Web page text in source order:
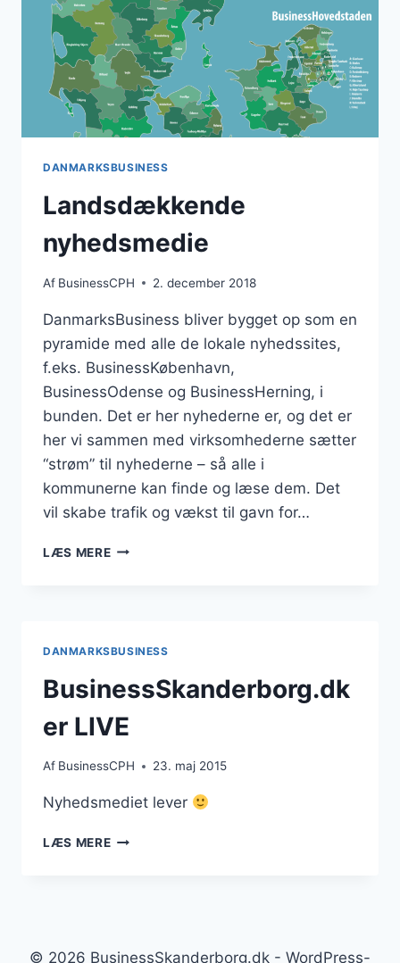
DANMARKSBUSINESS
Landsdækkende
nyhedsmedie
Af BusinessCPH 2. december 2018
DanmarksBusiness bliver bygget op som en
pyramide med alle de lokale nyhedssites,
f.eks. BusinessKøbenhavn,
BusinessOdense og BusinessHerning, i
bunden. Det er her nyhederne er, og det er
her vi sammen med virksomhederne sætter
“strøm” til nyhederne – så alle i
kommunerne kan finde og læse dem. Det
vil skabe trafik og vækst til gavn for…
LÆS MERELANDSDÆKKENDE
DANMARKSBUSINESS
BusinessSkanderborg.dk
er LIVE
Af BusinessCPH 23. maj 2015
Nyhedsmediet lever
LÆS MEREBUSINESSSKANDERBORG.DK
© 2026 BusinessSkanderborg.dk - WordPress-